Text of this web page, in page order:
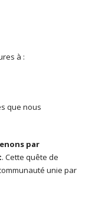
à :
que nous
par
. Cette quête de
unie par